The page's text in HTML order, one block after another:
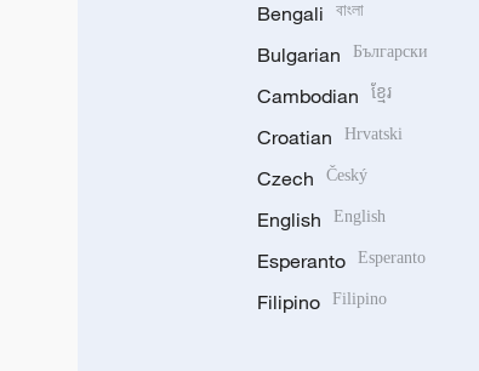
Bengali বাংলা
Bulgarian Български
Cambodian ខ្មែរ
Croatian Hrvatski
Czech Český
English English
Esperanto Esperanto
Filipino Filipino